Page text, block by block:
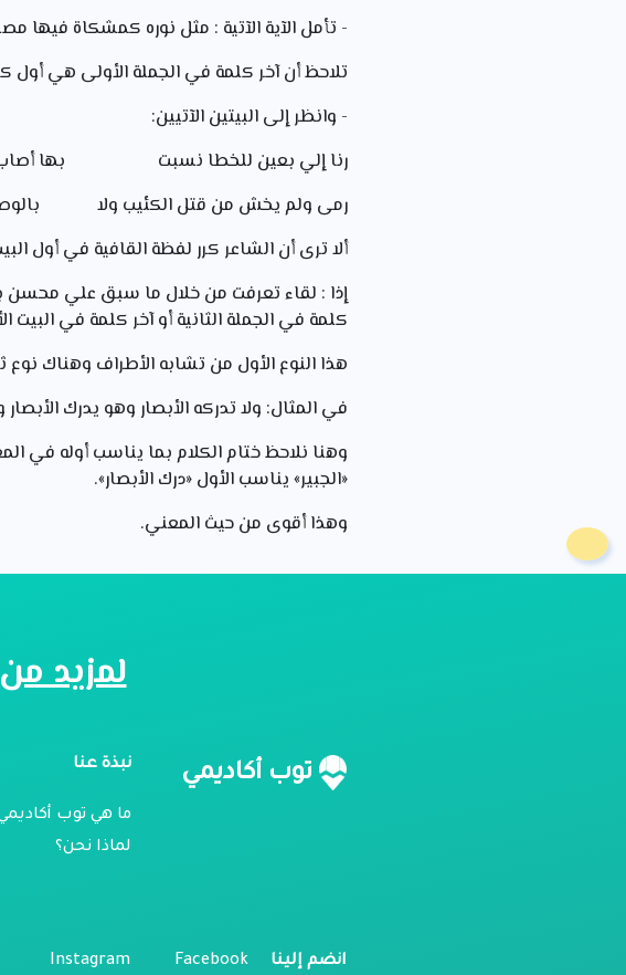
- تأمل الآية الآتية : مثل نوره كمشكاة فيها
تلاحظ أن آخر كلمة في الجملة الأولى هي أول
- وانظر إلى البيتين الآتيين:
رنا إلي بعين للخطا نسبت بها أصاب
رمى ولم يخش من قتل الكئيب ولا
ألا ترى أن الشاعر كرر لفظة القافية في أول
إذا : لقاء تعرفت من خلال ما سبق علي محسن
كلمة في الجملة الثانية أو آخر كلمة في البيت
هذا النوع الأول من تشابه الأطراف وهناك
في المثال: ولا تدركه الأبصار وهو يدرك الأبصار
وهنا نلاحظ ختام الكلام بما يناسب أوله في
«الجبير» يناسب الأول «درك الأبصار».
وهذا أقوى من حيث المعني.
لمزيد
توب أكاديمي نبذة عنا
ما هي توب
لماذا نحن؟
انضم إلينا Facebook
Instagram